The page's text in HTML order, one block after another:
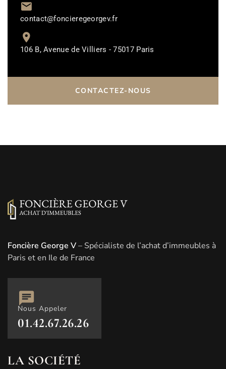
contact@foncieregeorgev.fr
106 B, Avenue de Villiers - 75017 Paris
CONTACTEZ-NOUS
Foncière George V– Spécialiste de l’achat d’immeubles à
Paris et en Ile de France
Nous Appeler
01.42.67.26.26
LA SOCIÉTÉ